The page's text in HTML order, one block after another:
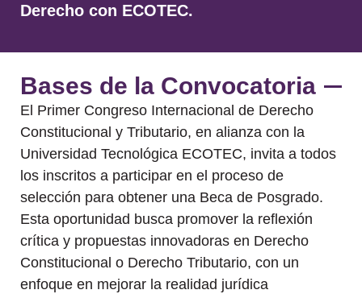
Derecho con ECOTEC.
Bases de la Convocatoria
El Primer Congreso Internacional de Derecho
Constitucional y Tributario, en alianza con la
Universidad Tecnológica ECOTEC, invita a todos
los inscritos a participar en el proceso de
selección para obtener una Beca de Posgrado.
Esta oportunidad busca promover la reflexión
crítica y propuestas innovadoras en Derecho
Constitucional o Derecho Tributario, con un
enfoque en mejorar la realidad jurídica